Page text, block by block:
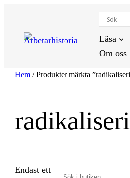
innehåll
Läsa
Om oss
Hem / Produkter märkta
Endast ett